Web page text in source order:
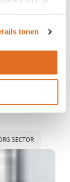
tonen
het project
SECTOR